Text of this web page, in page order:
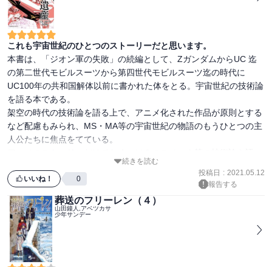
これも宇宙世紀のひとつのストーリーだと思います。
本書は、「ジオン軍の失敗」の続編として、ZガンダムからUC 迄
の第二世代モビルスーツから第四世代モビルスーツ迄の時代に
UC100年の共和国解体以前に書かれた体をとる。宇宙世紀の技術論
を語る本である。
架空の時代の技術論を語る上で、アニメ化された作品が原則とする
など配慮もみられ、MS・MA等の宇宙世紀の物語のもうひとつの主
人公たちに焦点をてている。
ているので話が膨らみ、理解が進む。
ちょうどガンダムオリジンがアニメ化されたガンダム以外に前後ス
ることの無かった設定を楽しむことが出来る。
本書は代表的なＭＳを元に解説を加え、技術論を振りかざしている
わけだが、しかも架空の、しかし面白い。
UCに登場するシャンブロの開発にかけた妄執まで伝わってくるよ
うに思える。
続きを読む
いいね！ 0
投稿日 : 2021.05.12
報告する
葬送のフリーレン（４）
山田鐘人,アベツカサ
少年サンデー